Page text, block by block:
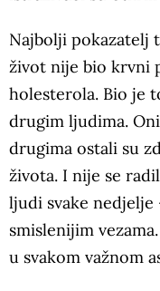
Najbolji pokazatelj
život nije bio krvni
holesterola. Bio je
drugim ljudima.
drugima ostali su
života. I nije se
ljudi svake
smislenijim
u svakom važnom